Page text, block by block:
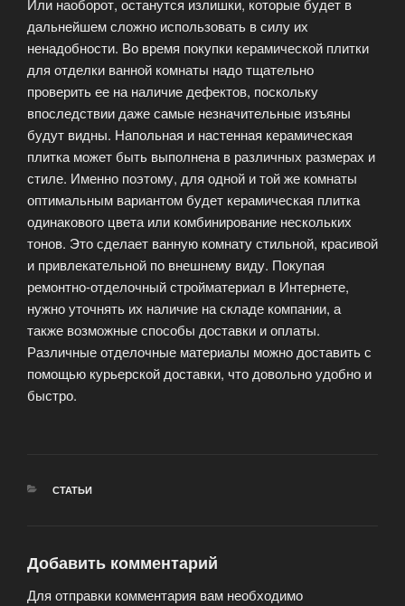
Или наоборот, останутся излишки, которые будет в
дальнейшем сложно использовать в силу их
ненадобности. Во время покупки керамической плитки
для отделки ванной комнаты надо тщательно
проверить ее на наличие дефектов, поскольку
впоследствии даже самые незначительные изъяны
будут видны. Напольная и настенная керамическая
плитка может быть выполнена в различных размерах и
стиле. Именно поэтому, для одной и той же комнаты
оптимальным вариантом будет керамическая плитка
одинакового цвета или комбинирование нескольких
тонов. Это сделает ванную комнату стильной, красивой
и привлекательной по внешнему виду. Покупая
ремонтно-отделочный стройматериал в Интернете,
нужно уточнять их наличие на складе компании, а
также возможные способы доставки и оплаты.
Различные отделочные материалы можно доставить с
помощью курьерской доставки, что довольно удобно и
быстро.
РУБРИКИ
СТАТЬИ
Добавить комментарий
Для отправки комментария вам необходимо